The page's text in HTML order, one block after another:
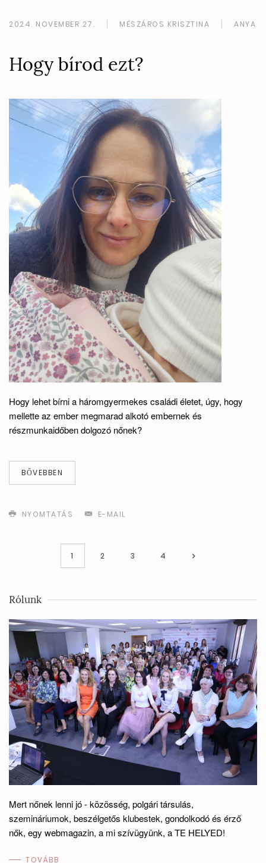
2024. NOVEMBER 27. MÉSZÁROS KRISZTINA ANYA
Hogy bírod ezt?
Hogy lehet bírni a háromgyermekes családi életet, úgy, hogy
mellette az ember megmarad alkotó embernek és
részmunkaidőben dolgozó nőnek?
BŐVEBBEN
NYOMTATÁS E-MAIL
1 2 3 4
Rólunk
Mert nőnek lenni jó - közösség, polgári társulás,
szemináriumok, beszélgetős klubestek, gondolkodó és érző
nők, egy webmagazin, a mi szívügyünk, a TE HELYED!
TOVÁBB